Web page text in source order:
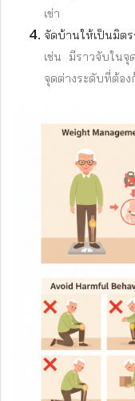
เข่า
จัดบ้านให้เป็นมิตร
เช่น มีราวจับในจุ
จุดต่างระดับที่ต้อง